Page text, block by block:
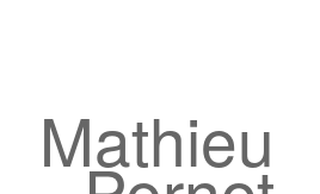
Mathieu